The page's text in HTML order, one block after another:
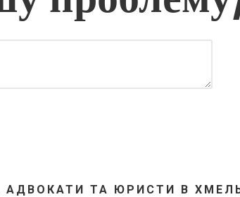
ТА ЮРИСТИ В